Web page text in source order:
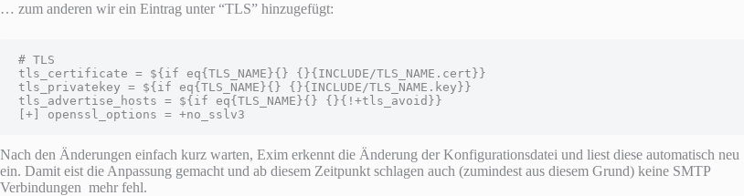
… zum anderen wir ein Eintrag unter “TLS” hinzugefügt:
# TLS
tls_certificate = ${if eq{TLS_NAME}{} {}{INCLUDE/TLS_NAME.cert}}
tls_privatekey = ${if eq{TLS_NAME}{} {}{INCLUDE/TLS_NAME.key}}
tls_advertise_hosts = ${if eq{TLS_NAME}{} {}{!+tls_avoid}}
[+] openssl_options = +no_sslv3
Nach den Änderungen einfach kurz warten, Exim erkennt die Änderung der Konfigurationsdatei und liest diese automatisch neu
ein. Damit eist die Anpassung gemacht und ab diesem Zeitpunkt schlagen auch (zumindest aus diesem Grund) keine SMTP
Verbindungen mehr fehl.